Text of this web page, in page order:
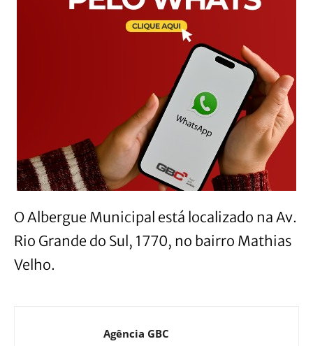
O Albergue Municipal está localizado na Av.
Rio Grande do Sul, 1770, no bairro Mathias
Velho.
Agência GBC